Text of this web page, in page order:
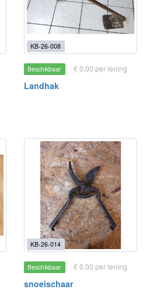
KB-26-008
Beschikbaar € 0.00 per lening
Landhak
KB-26-014
Beschikbaar € 0.00 per lening
snoeischaar